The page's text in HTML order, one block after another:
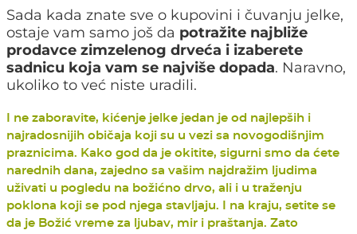
Sada kada znate sve o kupovini i čuvanju jelke,
ostaje vam samo još da potražite najbliže
prodavce zimzelenog drveća i izaberete
sadnicu koja vam se najviše dopada. Naravno,
ukoliko to već niste uradili.
I ne zaboravite, kićenje jelke jedan je od najlepših i
najradosnijih običaja koji su u vezi sa novogodišnjim
praznicima. Kako god da je okitite, sigurni smo da ćete
narednih dana, zajedno sa vašim najdražim ljudima
uživati u pogledu na božićno drvo, ali i u traženju
poklona koji se pod njega stavljaju. I na kraju, setite se
da je Božić vreme za ljubav, mir i praštanja. Zato